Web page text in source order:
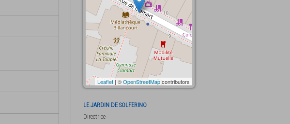
Leaflet | ©OpenStreetMapcontributors
LE JARDIN DE SOLFERINO
Directrice